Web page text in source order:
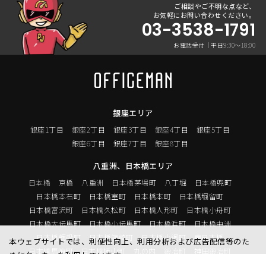
ご相談やご不明な点など、
お気軽にお問い合わせください。
03-3538-1791
お電話受付｜平日9:30〜18:00
銀座エリア
銀座1丁目 銀座2丁目 銀座3丁目 銀座4丁目
銀座5丁目
銀座6丁目
銀座7丁目 銀座8丁目
八重洲、日本橋エリア
日本橋 京橋 八重洲 日本橋茅場町 八丁堀
日本橋兜町
日本橋本石町
日本橋室町 日本橋本町
日本橋堀留町
日本橋富沢町
日本橋久松町 日本橋人形町
日本橋小舟町
日本橋大伝馬町
日本橋小伝馬町 日本橋浜町
日本橋中洲
日本橋蛎殻町
日本橋箱崎町 日本橋小網町
東日本橋
日本橋馬喰町
日本橋横山町 丸の内 鍛冶町 神田鍛冶町
本ウェブサイトでは、利便性向上、利用分析および広告配信等のた